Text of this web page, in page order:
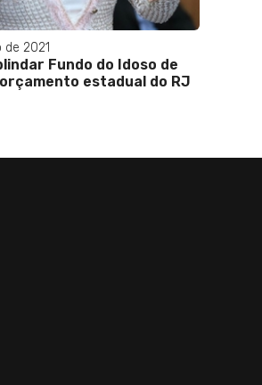
2021
Fundo do Idoso de
estadual do RJ